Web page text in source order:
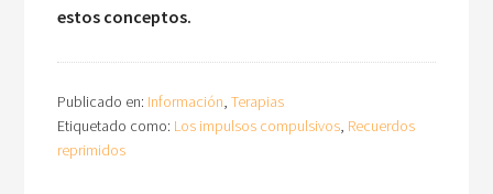
estos conceptos.
Publicado en: Información,Terapias
Etiquetado como: Los impulsos compulsivos, Recuerdos
reprimidos